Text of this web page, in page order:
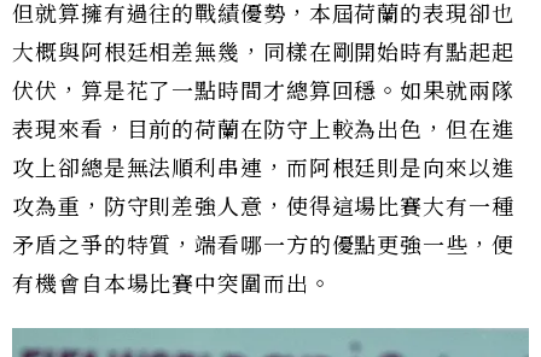
但就算擁有過往的戰績優勢，本屆荷蘭的表現卻也
大概與阿根廷相差無幾，同樣在剛開始時有點起起
伏伏，算是花了一點時間才總算回穩。如果就兩隊
表現來看，目前的荷蘭在防守上較為出色，但在進
攻上卻總是無法順利串連，而阿根廷則是向來以進
攻為重，防守則差強人意，使得這場比賽大有一種
矛盾之爭的特質，端看哪一方的優點更強一些，便
有機會自本場比賽中突圍而出。